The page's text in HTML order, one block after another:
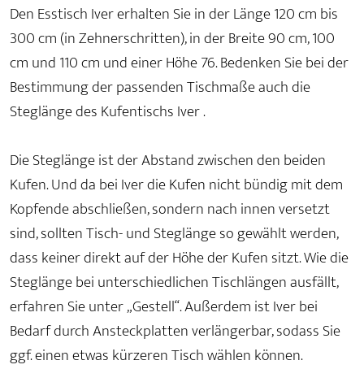
Den Esstisch Iver erhalten Sie in der Länge 120 cm bis
300 cm (in Zehnerschritten), in der Breite 90 cm, 100
cm und 110 cm und einer Höhe 76. Bedenken Sie bei der
Bestimmung der passenden Tischmaße auch die
Steglänge des Kufentischs Iver .
Die Steglänge ist der Abstand zwischen den beiden
Kufen. Und da bei Iver die Kufen nicht bündig mit dem
Kopfende abschließen, sondern nach innen versetzt
sind, sollten Tisch- und Steglänge so gewählt werden,
dass keiner direkt auf der Höhe der Kufen sitzt. Wie die
Steglänge bei unterschiedlichen Tischlängen ausfällt,
erfahren Sie unter „Gestell“. Außerdem ist Iver bei
Bedarf durch Ansteckplatten verlängerbar, sodass Sie
ggf. einen etwas kürzeren Tisch wählen können.